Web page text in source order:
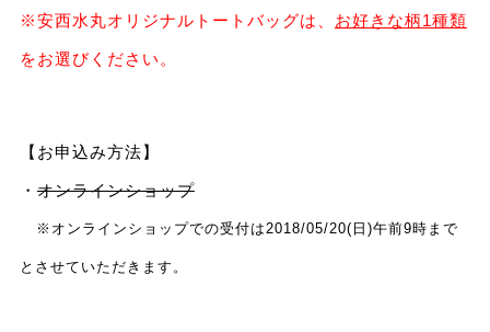
※安西水丸オリジナルトートバッグは、 お好きな柄1種類
をお選びください。
【お申込み方法】
・ オンラインショップ
※オンラインショップでの受付は2018/05/20(日)午前9時まで
とさせていただきます。